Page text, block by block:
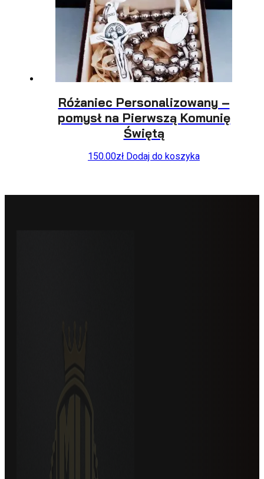
Różaniec Personalizowany –
pomysł na Pierwszą Komunię
Świętą
150.00zł Dodaj do koszyka